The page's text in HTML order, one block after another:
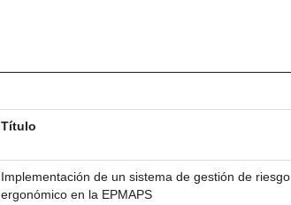
Título
Implementación de un sistema de gestión de riesgo
ergonómico en la EPMAPS